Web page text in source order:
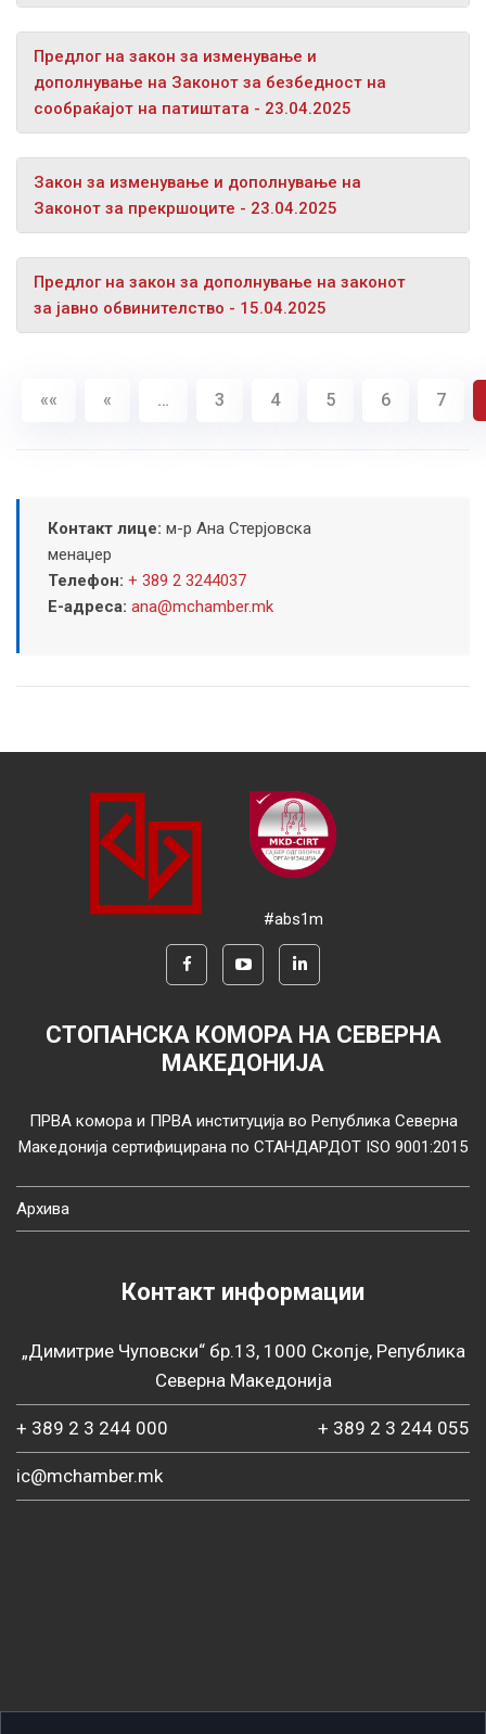
Предлог на закон за изменување и
дополнување на Законот за безбедност на
сообраќајот на патиштата - 23.04.2025
Закон за изменување и дополнување на
Законот за прекршоците - 23.04.2025
Предлог на закон за дополнување на законот
за јавно обвинителство - 15.04.2025
«« « … 3 4 5 6 7
Контакт лице: м-р Ана Стерјовска
менаџер
Телефон: + 389 2 3244037
Е-адреса: ana@mchamber.mk
#abs1m
СТОПАНСКА КОМОРА НА СЕВЕРНА
МАКЕДОНИЈА
ПРВА комора и ПРВА институција во Република Северна
Македонија сертифицирана по СТАНДАРДОТ ISO 9001:2015
Архива
Контакт информации
„Димитрие Чуповски“ бр.13, 1000 Скопје, Република
Северна Македонија
+ 389 2 3 244 000 + 389 2 3 244 055
ic@mchamber.mk